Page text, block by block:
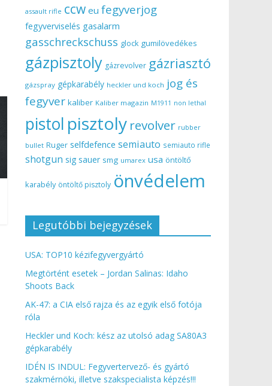
assault rifle ccw eu fegyverjog
fegyverviselés gasalarm
gasschreckschuss glock gumilövedékes
gázpisztoly gázrevolver gázriasztó
gázspray gépkarabély heckler und koch jog és
fegyver kaliber Kaliber magazin M1911 non lethal
pistol pisztoly revolver rubber
bullet Ruger selfdefence semiauto semiauto rifle
shotgun sig sauer smg umarex usa öntöltő
karabély öntöltő pisztoly önvédelem
Legutóbbi bejegyzések
USA: TOP10 kézifegyvergyártó
Megtörtént esetek – Jordan Salinas: Idaho
Shoots Back
AK-47: a CIA első rajza és az egyik első fotója
róla
Heckler und Koch: kész az utolsó adag SA80A3
gépkarabély
IDÉN IS INDUL: Fegyvertervező- és gyártó
szakmérnöki, illetve szakspecialista képzés!!!